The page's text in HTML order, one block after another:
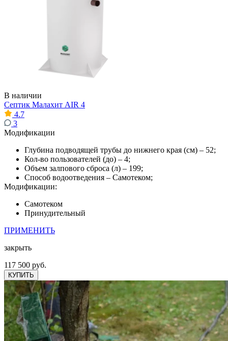
В наличии
Септик Малахит AIR 4
4.7
3
Модификации
Глубина подводящей трубы до нижнего края (см) – 52;
Кол-во пользователей (до) – 4;
Объем залпового сброса (л) – 199;
Способ водоотведения – Самотеком;
Модификации:
Самотеком
Принудительный
ПРИМЕНИТЬ
закрыть
117 500 руб.
КУПИТЬ